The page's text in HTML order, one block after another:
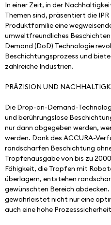
In einer Zeit, in der
Themen sind, präsentiert die
Produktfamilie eine
umweltfreundliches
Demand (DoD) Technologie
Beschichtungsprozess und
zahlreiche Industrien.
PRÄZISION UND
Die Drop-on-Demand-
und berührungslose
nur dann abgegeben werden,
werden. Dank des ACCURA-
randscharfen Beschichtung
Tropfenausgabe von bis zu
Fähigkeit, die Tropfen mit
überlagern, entstehen
gewünschten Bereich
gewährleistet nicht nur eine
auch eine hohe